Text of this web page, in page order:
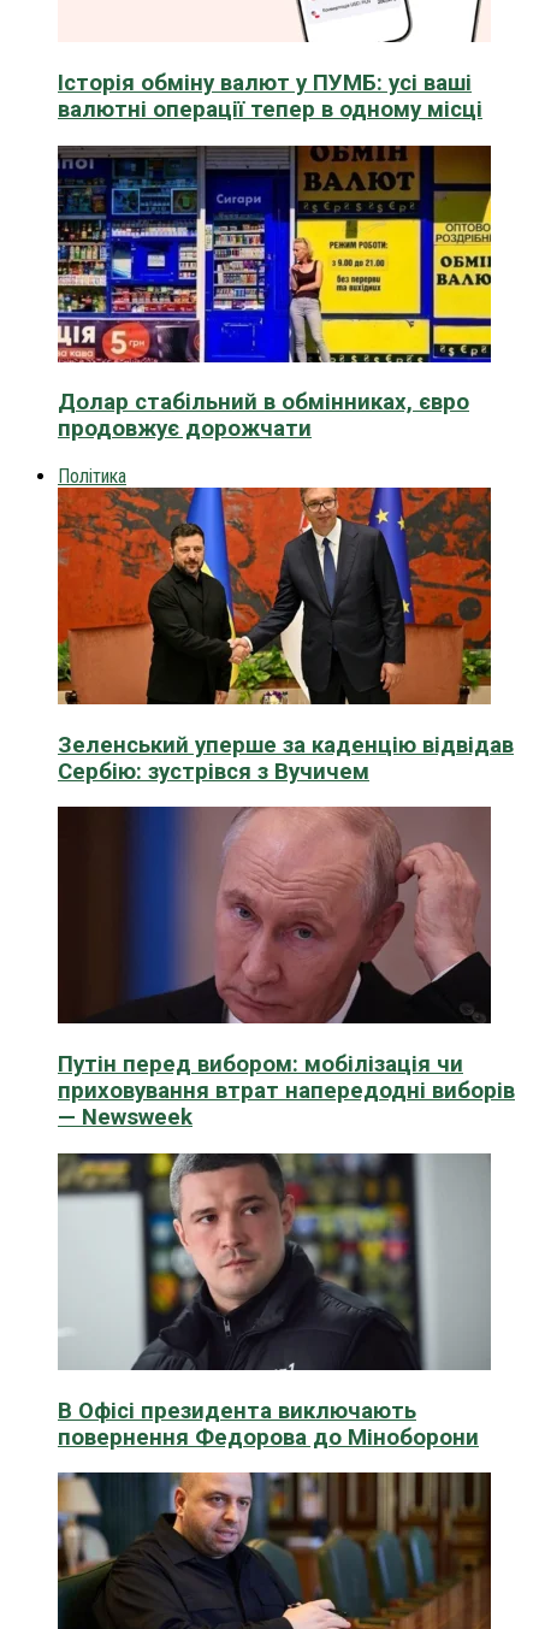
Історія обміну валют у ПУМБ: усі ваші
валютні операції тепер в одному місці
Долар стабільний в обмінниках, євро
продовжує дорожчати
Політика
Зеленський уперше за каденцію відвідав
Сербію: зустрівся з Вучичем
Путін перед вибором: мобілізація чи
приховування втрат напередодні виборів
— Newsweek
В Офісі президента виключають
повернення Федорова до Міноборони